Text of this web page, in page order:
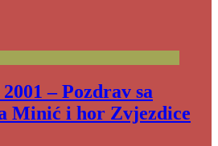
– Pozdrav sa
Minić i hor Zvjezdice